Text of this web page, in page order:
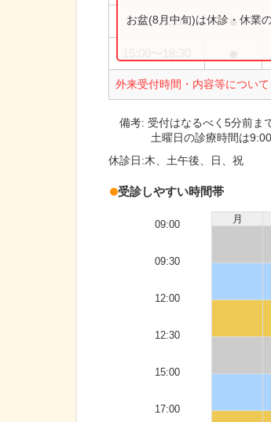
9:30〜12:30 ●
外来受付時間・内容等につい
お盆(8月中旬)は休診・休業
備考:受付はなるべく5分前ま
土曜日の診療時間は
休診日:木、土午後、日、祝
受診しやすい時間帯
月
09:00
09:30
12:00
12:30
15:00
17:00